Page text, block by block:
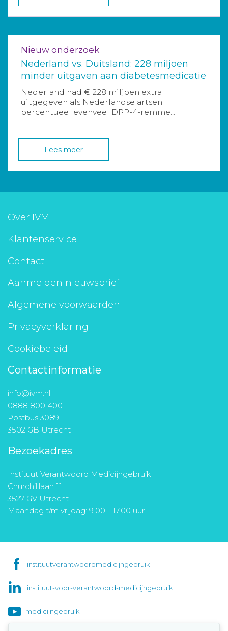
Nieuw onderzoek
Nederland vs. Duitsland: 228 miljoen
minder uitgaven aan diabetesmedicatie
Nederland had € 228 miljoen extra
uitgegeven als Nederlandse artsen
percentueel evenveel DPP-4-remme...
Lees meer
Over IVM
Klantenservice
Contact
Aanmelden nieuwsbrief
Algemene voorwaarden
Privacyverklaring
Cookiebeleid
Contactinformatie
info@ivm.nl
0888 800 400
Postbus 3089
3502 GB Utrecht
Bezoekadres
Instituut Verantwoord Medicijngebruik
Churchilllaan 11
3527 GV Utrecht
Maandag t/m vrijdag: 9.00 - 17.00 uur
instituutverantwoordmedicijngebruik
instituut-voor-verantwoord-medicijngebruik
medicijngebruik